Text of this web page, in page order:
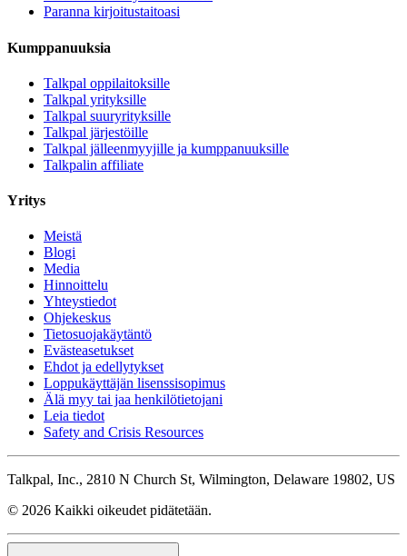
Paranna kirjoitustaitoasi
Kumppanuuksia
Talkpal oppilaitoksille
Talkpal yrityksille
Talkpal suuryrityksille
Talkpal järjestöille
Talkpal jälleenmyyjille ja kumppanuuksille
Talkpalin affiliate
Yritys
Meistä
Blogi
Media
Hinnoittelu
Yhteystiedot
Ohjekeskus
Tietosuojakäytäntö
Evästeasetukset
Ehdot ja edellytykset
Loppukäyttäjän lisenssisopimus
Älä myy tai jaa henkilötietojani
Leia tiedot
Safety and Crisis Resources
Talkpal, Inc., 2810 N Church St, Wilmington, Delaware 19802, US
© 2026 Kaikki oikeudet pidätetään.